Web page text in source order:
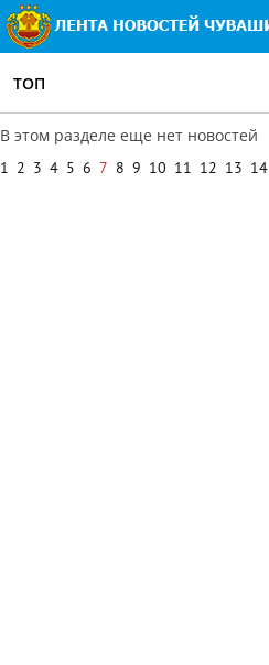
ТОП
В этом разделе еще нет новостей
1 2 3 4 5 6 7 8 9 10 11 12 13 14